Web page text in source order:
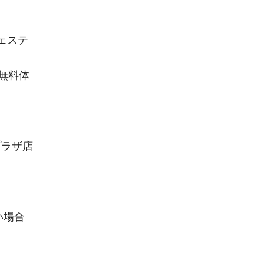
ステ
料体
ザ店
場合